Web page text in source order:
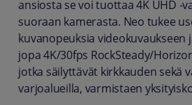
ansiosta se voi tuottaa 4K UHD -
suoraan kamerasta. Neo tukee
kuvanopeuksia videokuvaukseen
jopa 4K/30fps RockSteady/
jotka säilyttävät kirkkauden sekä
varjoalueilla, varmistaen